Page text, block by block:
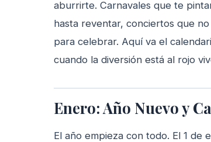
aburrirte. Carnavales que te
hasta reventar, conciertos que
para celebrar. Aquí va el
cuando la diversión está al rojo
Enero: Año Nuevo y
El año empieza con todo. El 1 de